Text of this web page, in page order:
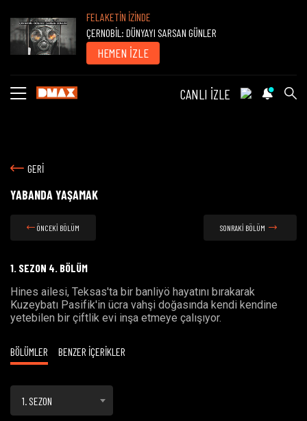
FELAKETİN İZİNDE
ÇERNOBİL: DÜNYAYI SARSAN GÜNLER
HEMEN İZLE
CANLI İZLE
GERİ
YABANDA YAŞAMAK
ÖNCEKİ BÖLÜM SONRAKİ BÖLÜM
1. SEZON 4. BÖLÜM
Hines ailesi, Teksas'ta bir banliyö hayatını bırakarak
Kuzeybatı Pasifik'in ücra vahşi doğasında kendi kendine
yetebilen bir çiftlik evi inşa etmeye çalışıyor.
BÖLÜMLER BENZER İÇERİKLER
1. SEZON